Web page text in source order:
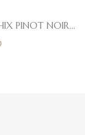
PINOT NOIR